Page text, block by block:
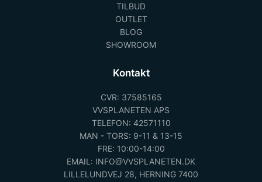
TILBUD
OUTLET
BLOG
SHOWROOM
Kontakt
CVR: 37585165
VVSPLANETEN APS
TELEFON: 42571110
MAN - TORS: 9-11 & 13-15
FRE: 10:00-14:00
EMAIL: INFO@VVSPLANETEN.DK
LILLELUNDVEJ 28, HERNING 7400